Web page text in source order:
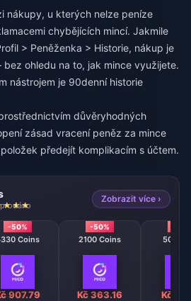
nákupy, u kterých nelze peníze
chybějících mincí. Jakmile
> Peněženka > Historie, nákup je
ohledu na to, jak mince využijete.
nástrojem je 90denní historie
důvěryhodných
zásad vracení peněz za mince
předejít komplikacím s účtem.
Zobrazit více ›
-50%
Coins
907.79
-50%
2100 Coins
Kč 363.16
508
Kč